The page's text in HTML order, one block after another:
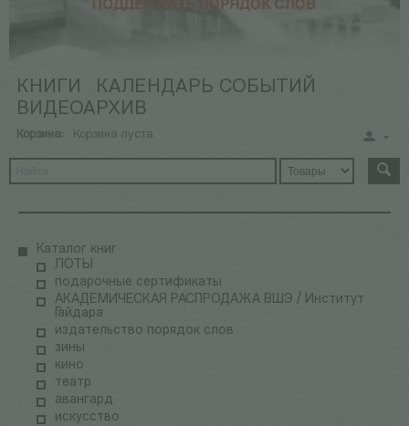
КНИГИ
КАЛЕНДАРЬ СОБЫТИЙ
ВИДЕОАРХИВ
Корзина: Корзина пуста
Каталог книг
ЛОТЫ
подарочные сертификаты
АКАДЕМИЧЕСКАЯ РАСПРОДАЖА ВШЭ / Институт
Гайдара
издательство порядок слов
зины
кино
театр
авангард
искусство